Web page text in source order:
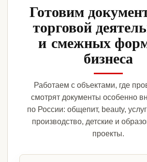
Готовим
торговой
и смежных
бизнеса
Работаем с объектами, где
смотрят документы особенно
по России: общепит, beauty,
производство, детские и
проекты.